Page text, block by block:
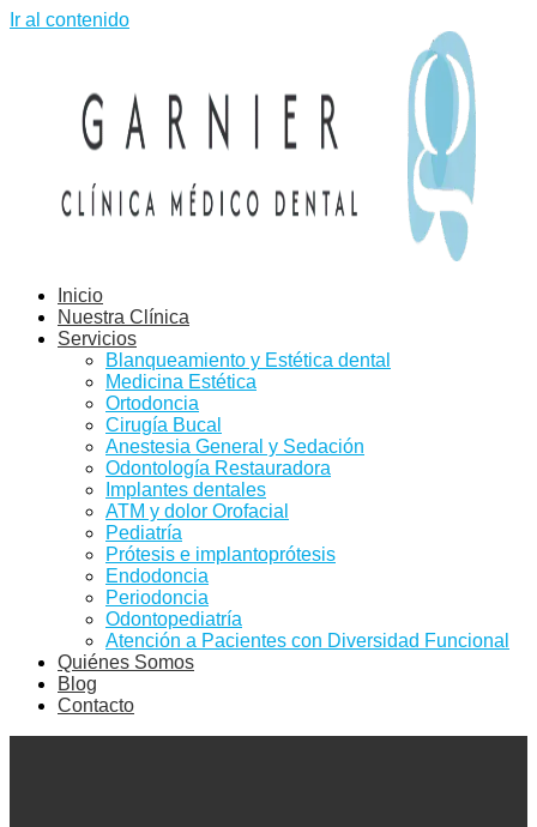
Ir al contenido
Inicio
Nuestra Clínica
Servicios
Blanqueamiento y Estética dental
Medicina Estética
Ortodoncia
Cirugía Bucal
Anestesia General y Sedación
Odontología Restauradora
Implantes dentales
ATM y dolor Orofacial
Pediatría
Prótesis e implantoprótesis
Endodoncia
Periodoncia
Odontopediatría
Atención a Pacientes con Diversidad Funcional
Quiénes Somos
Blog
Contacto